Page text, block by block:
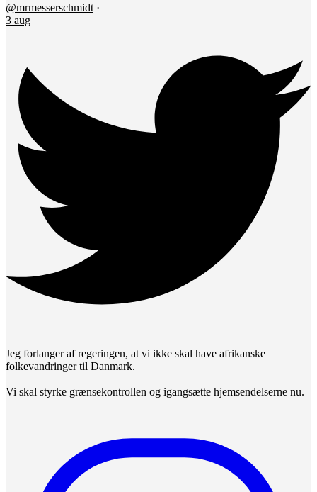
@mrmesserschmidt ·
3 aug
Jeg forlanger af regeringen, at vi ikke skal have afrikanske
folkevandringer til Danmark.
Vi skal styrke grænsekontrollen og igangsætte hjemsendelserne nu.